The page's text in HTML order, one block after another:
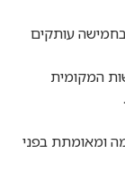
עותקים
המקומית
ומאומתת בפני